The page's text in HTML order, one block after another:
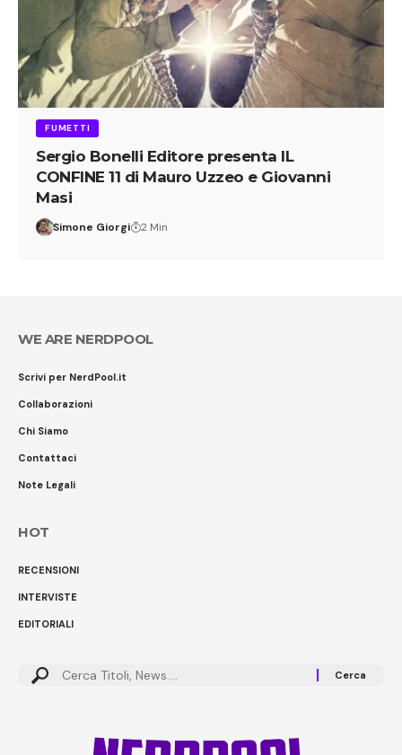
FUMETTI
Sergio Bonelli Editore presenta IL
CONFINE 11 di Mauro Uzzeo e Giovanni
Masi
Simone Giorgi 2 Min
WE ARE NERDPOOL
Scrivi per NerdPool.it
Collaborazioni
Chi Siamo
Contattaci
Note Legali
HOT
RECENSIONI
INTERVISTE
EDITORIALI